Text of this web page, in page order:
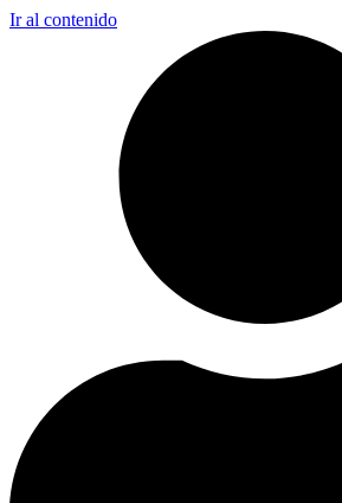
Ir al contenido